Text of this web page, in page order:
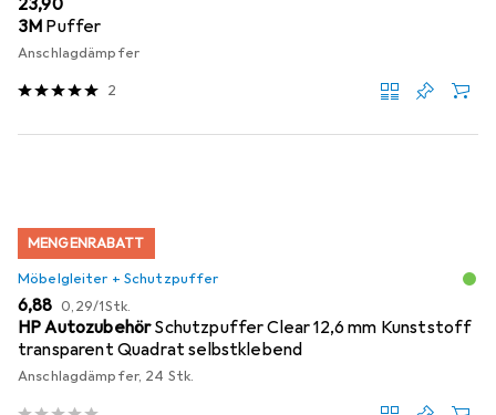
EUR
23,90
3M Puffer
Anschlagdämpfer
2
MENGENRABATT
Möbelgleiter + Schutzpuffer
EUR
6,88 EUR
0,29/1Stk.
HP AutozubehörSchutzpuffer Clear 12,6 mm Kunststoff
transparent Quadrat selbstklebend
Anschlagdämpfer, 24 Stk.